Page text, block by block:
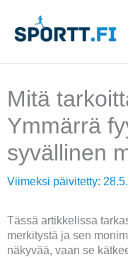
sisältöön
Mitä
Ymmärrä
syvällinen
Viimeksi päivitetty:
Tässä artikkelissa
merkitystä ja sen
näkyvää, vaan se